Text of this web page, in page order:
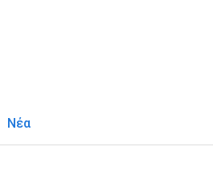
Νέα